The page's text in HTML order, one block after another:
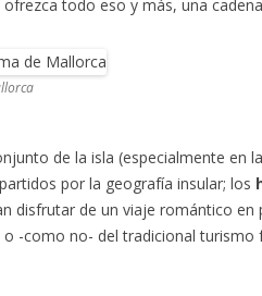
todo eso y más, una
de la isla (especialmente en
por la geografía insular; los
disfrutar de un viaje romántico
-como no- del tradicional turismo